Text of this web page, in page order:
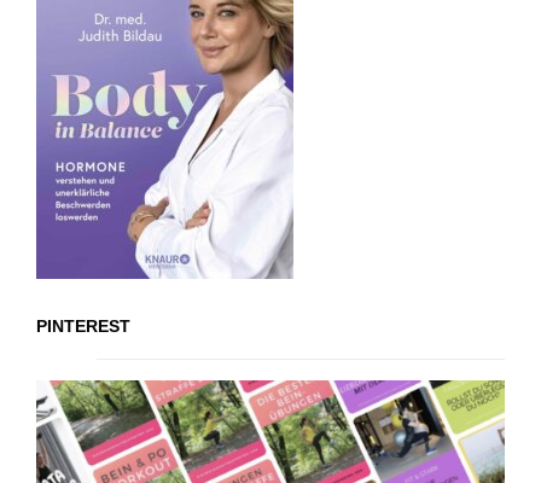
PINTEREST